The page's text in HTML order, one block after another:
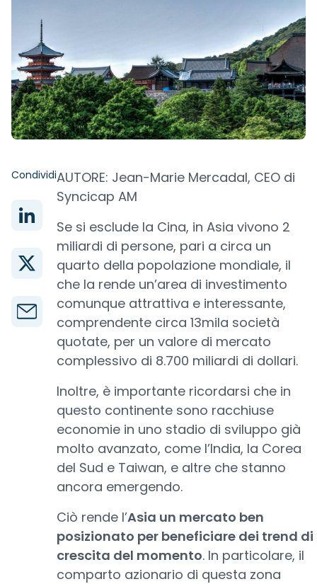
CondividiAUTORE: Jean-Marie Mercadal, CEO di
Syncicap AM
Se si esclude la Cina, in Asia vivono 2
miliardi di persone, pari a circa un
quarto della popolazione mondiale, il
che la rende un’area di investimento
comunque attrattiva e interessante,
comprendente circa 13mila società
quotate, per un valore di mercato
complessivo di 8.700 miliardi di dollari.
Inoltre, è importante ricordarsi che in
questo continente sono racchiuse
economie in uno stadio di sviluppo già
molto avanzato, come l’India, la Corea
del Sud e Taiwan, e altre che stanno
ancora emergendo.
Ciò rende l’Asia un mercato ben
posizionato per beneficiare dei trend di
crescita del momento. In particolare, il
comparto azionario di questa zona